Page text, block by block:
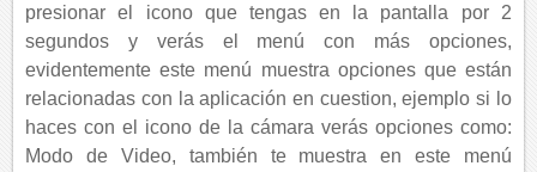
presionar el icono que tengas en la pantalla por 2
segundos y verás el menú con más opciones,
evidentemente este menú muestra opciones que están
relacionadas con la aplicación en cuestion, ejemplo si lo
haces con el icono de la cámara verás opciones como:
Modo de Video, también te muestra en este menú